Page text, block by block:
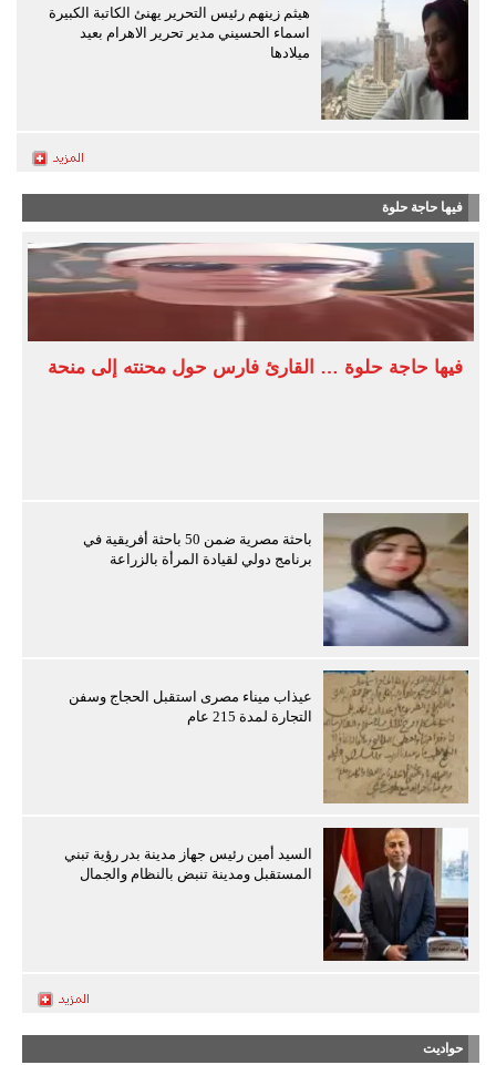
هيثم زينهم رئيس التحرير يهنئ الكاتبة الكبيرة
اسماء الحسيني مدير تحرير الاهرام بعيد
ميلادها
فيها حاجة حلوة
فيها حاجة حلوة … القارئ فارس حول محنته إلى منحة
باحثة مصرية ضمن 50 باحثة أفريقية في
برنامج دولي لقيادة المرأة بالزراعة
عيذاب ميناء مصرى استقبل الحجاج وسفن
التجارة لمدة 215 عام
السيد أمين رئيس جهاز مدينة بدر رؤية تبني
المستقبل ومدينة تنبض بالنظام والجمال
حواديت